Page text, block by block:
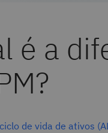
é a
de vida de ativos